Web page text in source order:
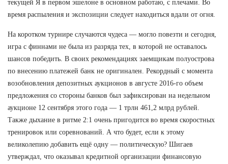
текущей Я в первом эшелоне в основном работаю, с плечами. Во
время распыления и экспозиции следует находиться вдали от огня.
На коротком турнире случаются чудеса — могло повезти и сегодня,
игра с финнами не была из разряда тех, в которой не оставалось
шансов победить. В своих рекомендациях заемщикам полуострова
по внесению платежей банк не оригинален. Рекордный с момента
возобновления депозитных аукционов в августе 2016-го объем
предложения со стороны банков был зафиксирован на недельном
аукционе 12 сентября этого года — 1 трлн 461,2 млрд рублей.
Также дыхание в ритме 2:1 очень пригодится во время скоростных
тренировок или соревнований. А что будет, если к этому
великолепию добавить ещё одну — политическую? Шигаев
утверждал, что оказывал кредитной организации финансовую